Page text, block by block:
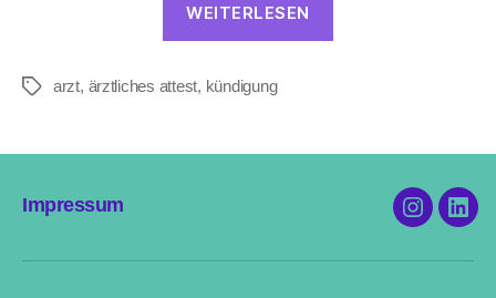
WEITERLESEN
Schlagwörter
arzt, ärztliches attest, kündigung
Impressum